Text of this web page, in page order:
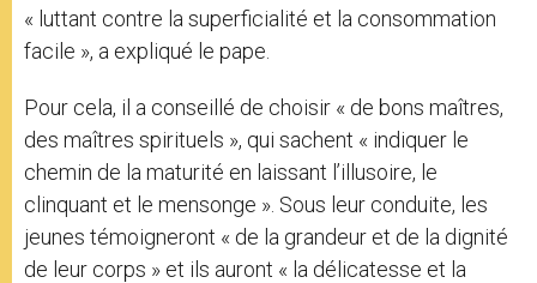
« luttant contre la superficialité et la consommation
facile », a expliqué le pape.
Pour cela, il a conseillé de choisir « de bons maîtres,
des maîtres spirituels », qui sachent « indiquer le
chemin de la maturité en laissant l’illusoire, le
clinquant et le mensonge ». Sous leur conduite, les
jeunes témoigneront « de la grandeur et de la dignité
de leur corps » et ils auront « la délicatesse et la